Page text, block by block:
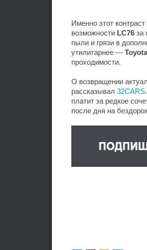
Именно этот
возможности LC76 за
пыли и грязи в
утилитарнее — Toyota
проходимости.
О возвращении
рассказывал
платит за редкое
после дня на